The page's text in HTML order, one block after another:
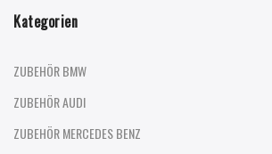
Kategorien
ZUBEHÖR BMW
ZUBEHÖR AUDI
ZUBEHÖR MERCEDES BENZ